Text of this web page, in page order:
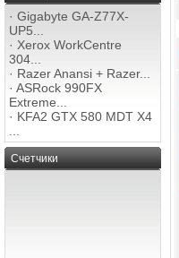
· Gigabyte GA-Z77X-
UP5...
· Xerox WorkCentre
304...
· Razer Anansi + Razer...
· ASRock 990FX
Extreme...
· KFA2 GTX 580 MDT X4
Счетчики